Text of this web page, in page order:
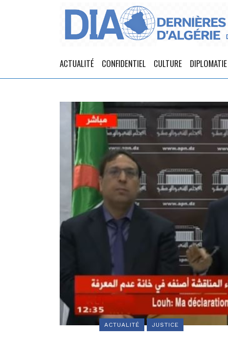
ACTUALITÉ CONFIDENTIEL CULTURE DIPLOMATIE
ACTUALITÉ JUSTICE